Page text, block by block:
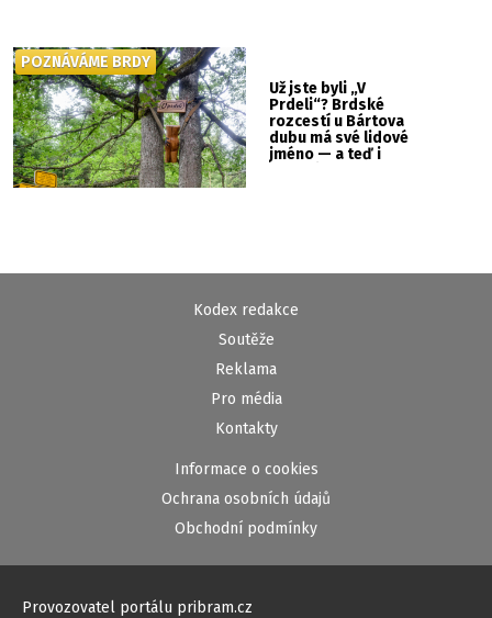
Už jste byli „V
Prdeli“? Brdské
rozcestí u Bártova
dubu má své lidové
jméno — a teď i
POZNÁVÁME BRDY
Kodex redakce
Soutěže
Reklama
Pro média
Kontakty
Informace o cookies
Ochrana osobních údajů
Obchodní podmínky
Provozovatel portálu pribram.cz